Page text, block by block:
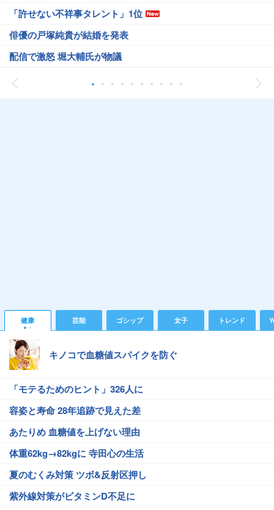
「許せない不祥事タレント」1位
俳優の戸塚純貴が結婚を発表
配信で激怒 堀大輔氏が物議
健康 芸能 ゴシップ 女子 トレンド
キノコで血糖値スパイクを防ぐ
「モテるためのヒント」326人に
容姿と寿命 28年追跡で見えた差
あたりめ 血糖値を上げない理由
体重62kg→82kgに 寺田心の生活
夏のむくみ対策 ツボ&反射区押し
紫外線対策がビタミンD不足に